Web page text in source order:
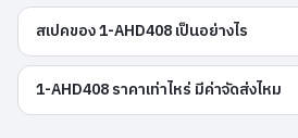
สเปคของ 1-AHD408 เป็นอย่างไร
1-AHD408 ราคาเท่าไหร่ มีค่าจัดส่งไหม